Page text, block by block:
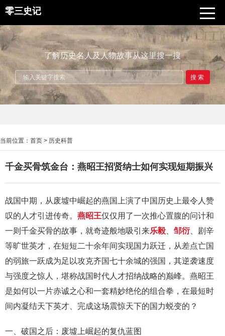
零三史记
了解历史名人及人物故事从这里搜一搜
搜索
当前位置： 首页 > 历史科普
千金买骨筑金台：燕昭王招贤纳士如何实现短期振兴
战国中期，从废墟中崛起的燕国上演了中国历史上最令人赞
叹的人才引进传奇。 燕昭王仅仅用了一次推心置腹的问计和
一则千金买骨的故事，就奇迹般地吸引来乐毅 邹衍 、剧辛
等旷世英才，在短短二十余年间实现国力跃迁，从差点亡国
的弱旅一跃成为足以攻克齐国七十余城的强国，其逆袭速度
与强度之惊人，堪称战国时代人才招纳战略的巅峰。燕昭王
是如何以一片赤诚之心和一套精妙绝伦的组合拳，在最短时
间内凝结天下英才、完成这场震惊天下的国力蜕变的？
一、破国之后：废墟上崛起的复仇蓝图